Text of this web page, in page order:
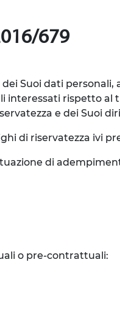
679
Suoi dati personali,
interessati rispetto
e dei Suoi
di riservatezza ivi
di
o pre-contrattuali: